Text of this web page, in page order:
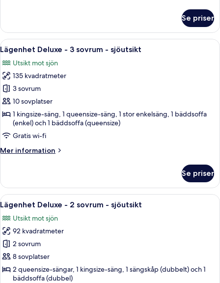
1102
BD
Condo
-
Terrace
Level
1102
Se priser
Öppna
alla
foton
för
Lägenhet
Deluxe
-
sovrum
-
sjöutsikt
Ett sovrum med en säng, två
26
Lägenhet Deluxe - 3 sovrum - sjöutsikt
Utsikt mot sjön
135 kvadratmeter
3 sovrum
10 sovplatser
1 kingsize-säng, 1 queensize-säng, 1 stor enkelsäng, 1 bäddsoffa
(enkel) och 1 bäddsoffa (queensize)
Gratis wi-fi
Mer information
Mer
Deluxe
3
sovrum
-
sjöutsikt
Se priser
Öppna
alla
foton
för
Lägenhet
Deluxe
-
Ett vardagsrum med en öppen spis,
25
Lägenhet Deluxe - 2 sovrum - sjöutsikt
Utsikt mot sjön
92 kvadratmeter
2 sovrum
8 sovplatser
2 queensize-sängar, 1 kingsize-säng, 1 sängskåp (dubbelt) och 1
bäddsoffa (dubbel)